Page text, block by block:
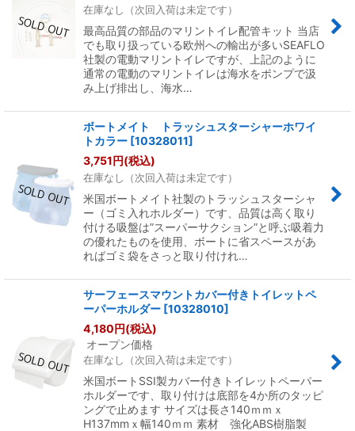
在庫なし（次回入荷は未定です）
最高品質の部品のマリントイレ配管キット 当店
でも取り扱っている欧州への輸出が多いSEAFLO
社製の電動マリントイレですが、上記のように
通常の電動のマリントイレは海水をポンプで汲
み上げ排出し、海水…
ボートメイト トラッシュスターシャーホワイ
トカラー [10328011]
3,751円(税込)
在庫なし（次回入荷は未定です）
米国ボートメイト社製のトラッシュスターシャ
ー（ゴミ入れホルダー）です、品質は高く取り
付ける吸盤は”スーパーサクション”と呼ぶ吸着力
の優れたものを使用、ボートに省スペースがあ
ればゴミ袋をさっと取り付けれ…
サーフェースマウントカバー付きトイレットペ
ーパーホルダー [10328010]
4,180円(税込)
オープン価格
在庫なし（次回入荷は未定です）
米国ボートSSI製カバー付きトイレットペーパー
ホルダーです、取り付けは底部を4か所のタッピ
ングで止めます サイズは長さ140ｍｍｘ
H137mmｘ幅140ｍｍ 素材 強化ABS樹脂製